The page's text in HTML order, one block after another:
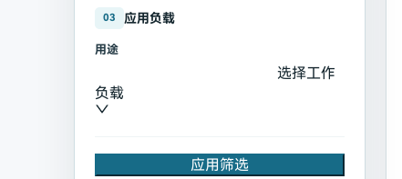
03 应用负载
用途
选择工作
负载
应用筛选